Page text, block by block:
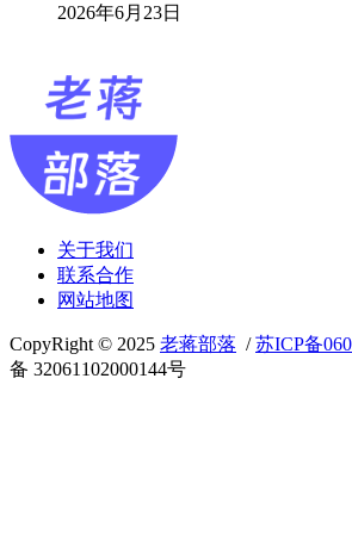
2026年6月23日
关于我们
联系合作
网站地图
CopyRight © 2025 老蒋部落 /苏ICP备
备 32061102000144号